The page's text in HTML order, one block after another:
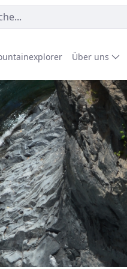
Über uns